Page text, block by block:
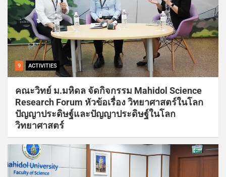
9 ACTIVITIES
คณะวิทย์ ม.มหิดล จัดกิจกรรม Mahidol Science
Research Forum หัวข้อเรื่อง วิทยาศาสตร์ในโลก
ปัญญาประดิษฐ์และปัญญาประดิษฐ์ในโลก
วิทยาศาสตร์